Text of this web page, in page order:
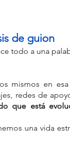
de guion
todo a una
mismos en
redes de
que está
una vida